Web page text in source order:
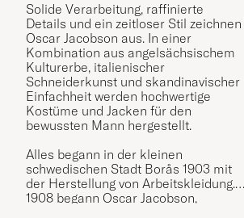
Solide Verarbeitung, raffinierte
Details und ein zeitloser Stil zeichnen
Oscar Jacobson aus. In einer
Kombination aus angelsächsischem
Kulturerbe, italienischer
Schneiderkunst und skandinavischer
Einfachheit werden hochwertige
Kostüme und Jacken für den
bewussten Mann hergestellt.
Alles begann in der kleinen
schwedischen Stadt Borås 1903 mit
der Herstellung von Arbeitskleidung.
1908 begann Oscar Jacobson,